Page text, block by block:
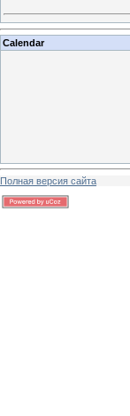
Calendar
Полная версия сайта